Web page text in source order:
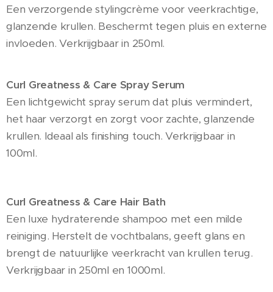
Een verzorgende stylingcrème voor veerkrachtige,
glanzende krullen. Beschermt tegen pluis en externe
invloeden. Verkrijgbaar in 250ml.
Curl Greatness & Care Spray Serum
Een lichtgewicht spray serum dat pluis vermindert,
het haar verzorgt en zorgt voor zachte, glanzende
krullen. Ideaal als finishing touch. Verkrijgbaar in
100ml.
Curl Greatness & Care Hair Bath
Een luxe hydraterende shampoo met een milde
reiniging. Herstelt de vochtbalans, geeft glans en
brengt de natuurlijke veerkracht van krullen terug.
Verkrijgbaar in 250ml en 1000ml.